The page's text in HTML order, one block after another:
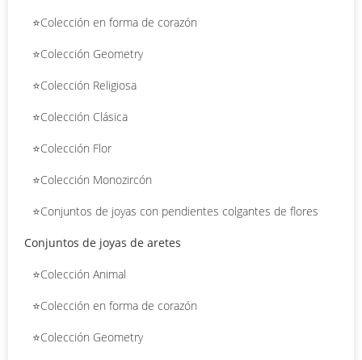
⭐Colección en forma de corazón
⭐Colección Geometry
⭐Colección Religiosa
⭐Colección Clásica
⭐Colección Flor
⭐Colección Monozircón
⭐Conjuntos de joyas con pendientes colgantes de flores
Conjuntos de joyas de aretes
⭐Colección Animal
⭐Colección en forma de corazón
⭐Colección Geometry